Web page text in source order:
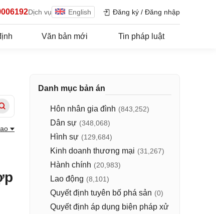
Dịch vụ English Đăng ký / Đăng nhập
Văn bản mới Tin pháp luật
Danh mục bản án
Hôn nhân gia đình (843,252)
Dân sự (348,068)
Hình sự (129,684)
Kinh doanh thương mại (31,267)
Hành chính (20,983)
Lao động (8,101)
Quyết định tuyên bố phá sản (0)
Quyết định áp dụng biện pháp xử